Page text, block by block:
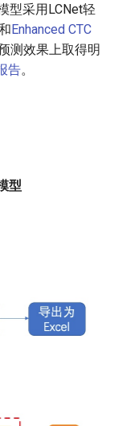
型采用LCNet轻
Enhanced CTC
测效果上取得明
告。
型